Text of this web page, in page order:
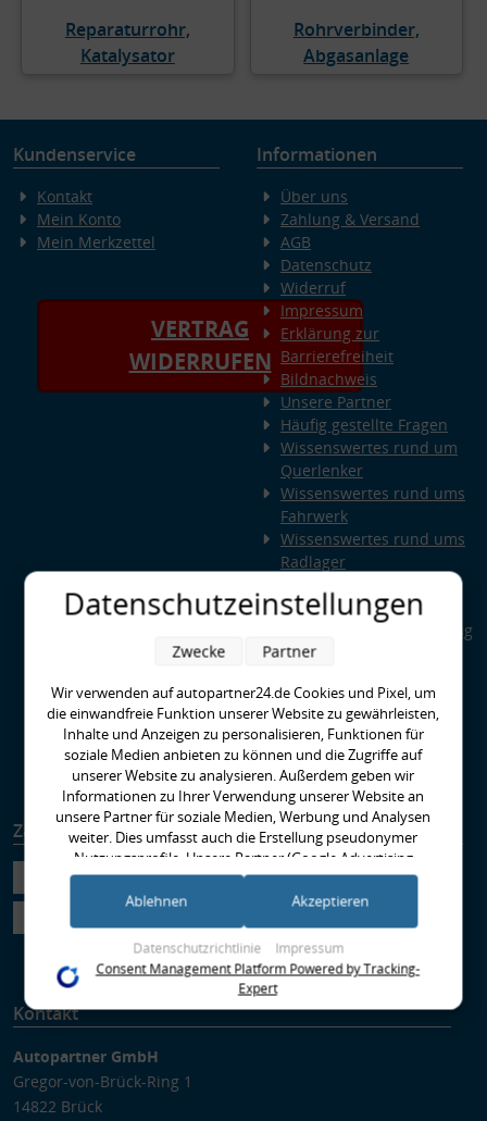
Reparaturrohr,
Katalysator
Rohrverbinder,
Abgasanlage
Kundenservice
Kontakt
Mein Konto
Mein Merkzettel
VERTRAG
WIDERRUFEN
Informationen
Über uns
Zahlung & Versand
AGB
Datenschutz
Widerruf
Impressum
Erklärung zur
Barrierefreiheit
Bildnachweis
Unsere Partner
Häufig gestellte Fragen
Wissenswertes rund um
Querlenker
Wissenswertes rund ums
Fahrwerk
Wissenswertes rund ums
Radlager
Kupplungen
Special Parts: Auto-Tuning
bei AUTOPARTNER24
Performance Standard?
EBC-Bremse richtig
Einbremsen
Runter im Hof
Zahlungsarten Versandarten
Kontakt
Autopartner GmbH
Gregor-von-Brück-Ring 1
14822 Brück
Datenschutzeinstellungen
Wir verwenden auf autopartner24.de Cookies und Pixel, um
die einwandfreie Funktion unserer Website zu gewährleisten,
Inhalte und Anzeigen zu personalisieren, Funktionen für
soziale Medien anbieten zu können und die Zugriffe auf
unserer Website zu analysieren. Außerdem geben wir
Informationen zu Ihrer Verwendung unserer Website an
unsere Partner für soziale Medien, Werbung und Analysen
weiter. Dies umfasst auch die Erstellung pseudonymer
Nutzungsprofile. Unsere Partner (Google Advertising
Products) führen diese Informationen möglicherweise mit
weiteren Daten zusammen, die Sie ihnen bereitgestellt haben
im Rahmen Ihrer Nutzung der Dienste gesammelt haben
(bspw. Nutzungsdaten anderer Geräte). Ihre Einwilligung zur
Nutzung von Cookies und Pixeln können Sie jederzeit
widerrufen, indem Sie auf den Datenschutz-Button links
unten klicken und dort die entsprechenden Anpassungen
Zwecke der Datenverarbeitung durch unsere Partner:
Speichern von oder Zugriff auf Informationen auf einem Endgerät
Datenschutzrichtlinie Impressum
Zwecke Partner
Ablehnen Akzeptieren
Consent Management Platform Powered by Tracking-
Expert